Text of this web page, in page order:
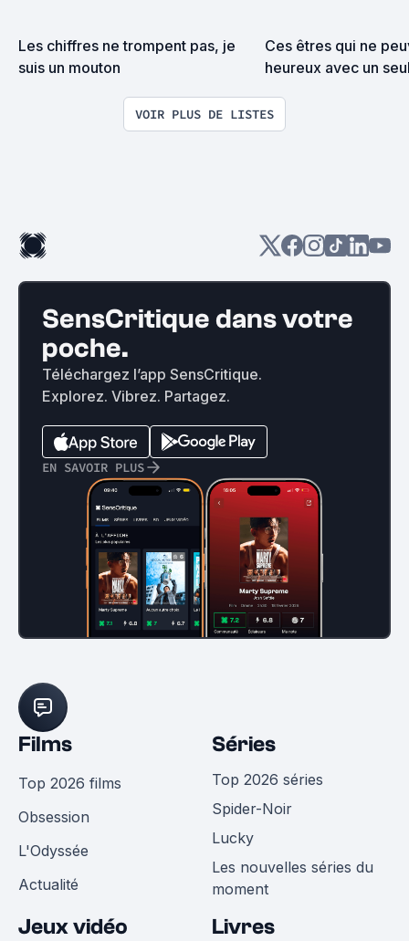
Les chiffres ne trompent pas, je
suis un mouton
Ces êtres qui ne
heureux avec un
VOIR PLUS DE LISTES
SensCritique dans votre
poche.
Téléchargez l’app SensCritique.
Explorez. Vibrez. Partagez.
EN SAVOIR PLUS
Films
Top 2026 films
Obsession
L'Odyssée
Actualité
Séries
Top 2026 séries
Spider-Noir
Lucky
Les nouvelles séries du
moment
Jeux vidéo Livres